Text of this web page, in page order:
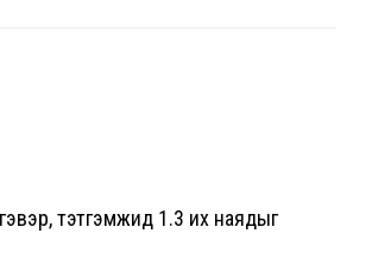
тэтгэмжид 1.3 их наядыг